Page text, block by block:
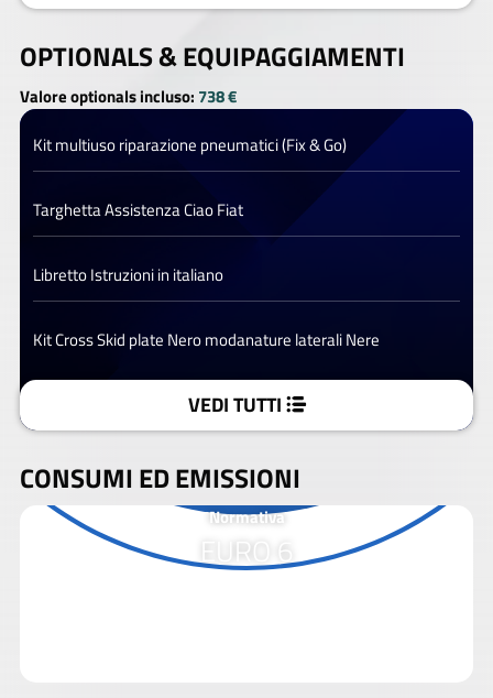
OPTIONALS &EQUIPAGGIAMENTI
Valore optionals incluso: 738 €
Kit multiuso riparazione pneumatici (Fix & Go)
Targhetta Assistenza Ciao Fiat
Libretto Istruzioni in italiano
Kit Cross Skid plate Nero modanature laterali Nere
VEDI TUTTI
CONSUMI ED EMISSIONI
Normativa
EURO 6